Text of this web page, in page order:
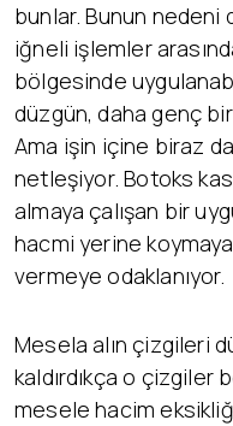
bunlar. Bunun nedeni
iğneli işlemler
bölgesinde
düzgün, daha genç
Ama işin içine biraz
netleşiyor. Botoks
almaya çalışan bir
hacmi yerine
vermeye odaklanıyor.
Mesela alın çizgileri
kaldırdıkça o çizgiler
mesele hacim